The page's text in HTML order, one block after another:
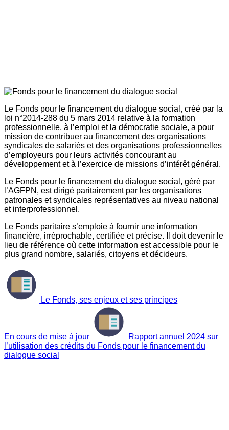
Le Fonds pour le financement du dialogue social, créé par la
loi n°2014-288 du 5 mars 2014 relative à la formation
professionnelle, à l’emploi et la démocratie sociale, a pour
mission de contribuer au financement des organisations
syndicales de salariés et des organisations professionnelles
d’employeurs pour leurs activités concourant au
développement et à l’exercice de missions d’intérêt général.
Le Fonds pour le financement du dialogue social, géré par
l’AGFPN, est dirigé paritairement par les organisations
patronales et syndicales représentatives au niveau national
et interprofessionnel.
Le Fonds paritaire s’emploie à fournir une information
financière, irréprochable, certifiée et précise. Il doit devenir le
lieu de référence où cette information est accessible pour le
plus grand nombre, salariés, citoyens et décideurs.
Le Fonds, ses enjeux et ses principes
En cours de mise à jour
Rapport annuel 2024 sur
l’utilisation des crédits du Fonds pour le financement du
dialogue social